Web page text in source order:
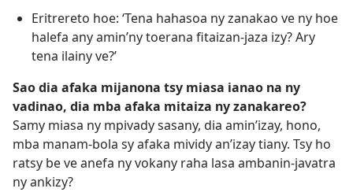
Eritrereto hoe: ‘Tena hahasoa ny zanakao ve ny hoe
halefa any amin’ny toerana fitaizan-jaza izy? Ary
tena ilainy ve?’
Sao dia afaka mijanona tsy miasa ianao na ny
vadinao, dia mba afaka mitaiza ny zanakareo?
Samy miasa ny mpivady sasany, dia amin’izay, hono,
mba manam-bola sy afaka mividy an’izay tiany. Tsy ho
ratsy be ve anefa ny vokany raha lasa ambanin-javatra
ny ankizy?